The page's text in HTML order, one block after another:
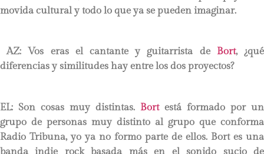
movida cultural y todo lo que ya se pueden imaginar.
AZ: Vos eras el cantante y guitarrista deBort, ¿qué
diferencias y similitudes hay entre los dos proyectos?
EL: Son cosas muy distintas. Bort está formado por un
grupo de personas muy distinto al grupo que conforma
Radio Tribuna, yo ya no formo parte de ellos. Bort es una
banda indie rock basada más en el sonido sucio de